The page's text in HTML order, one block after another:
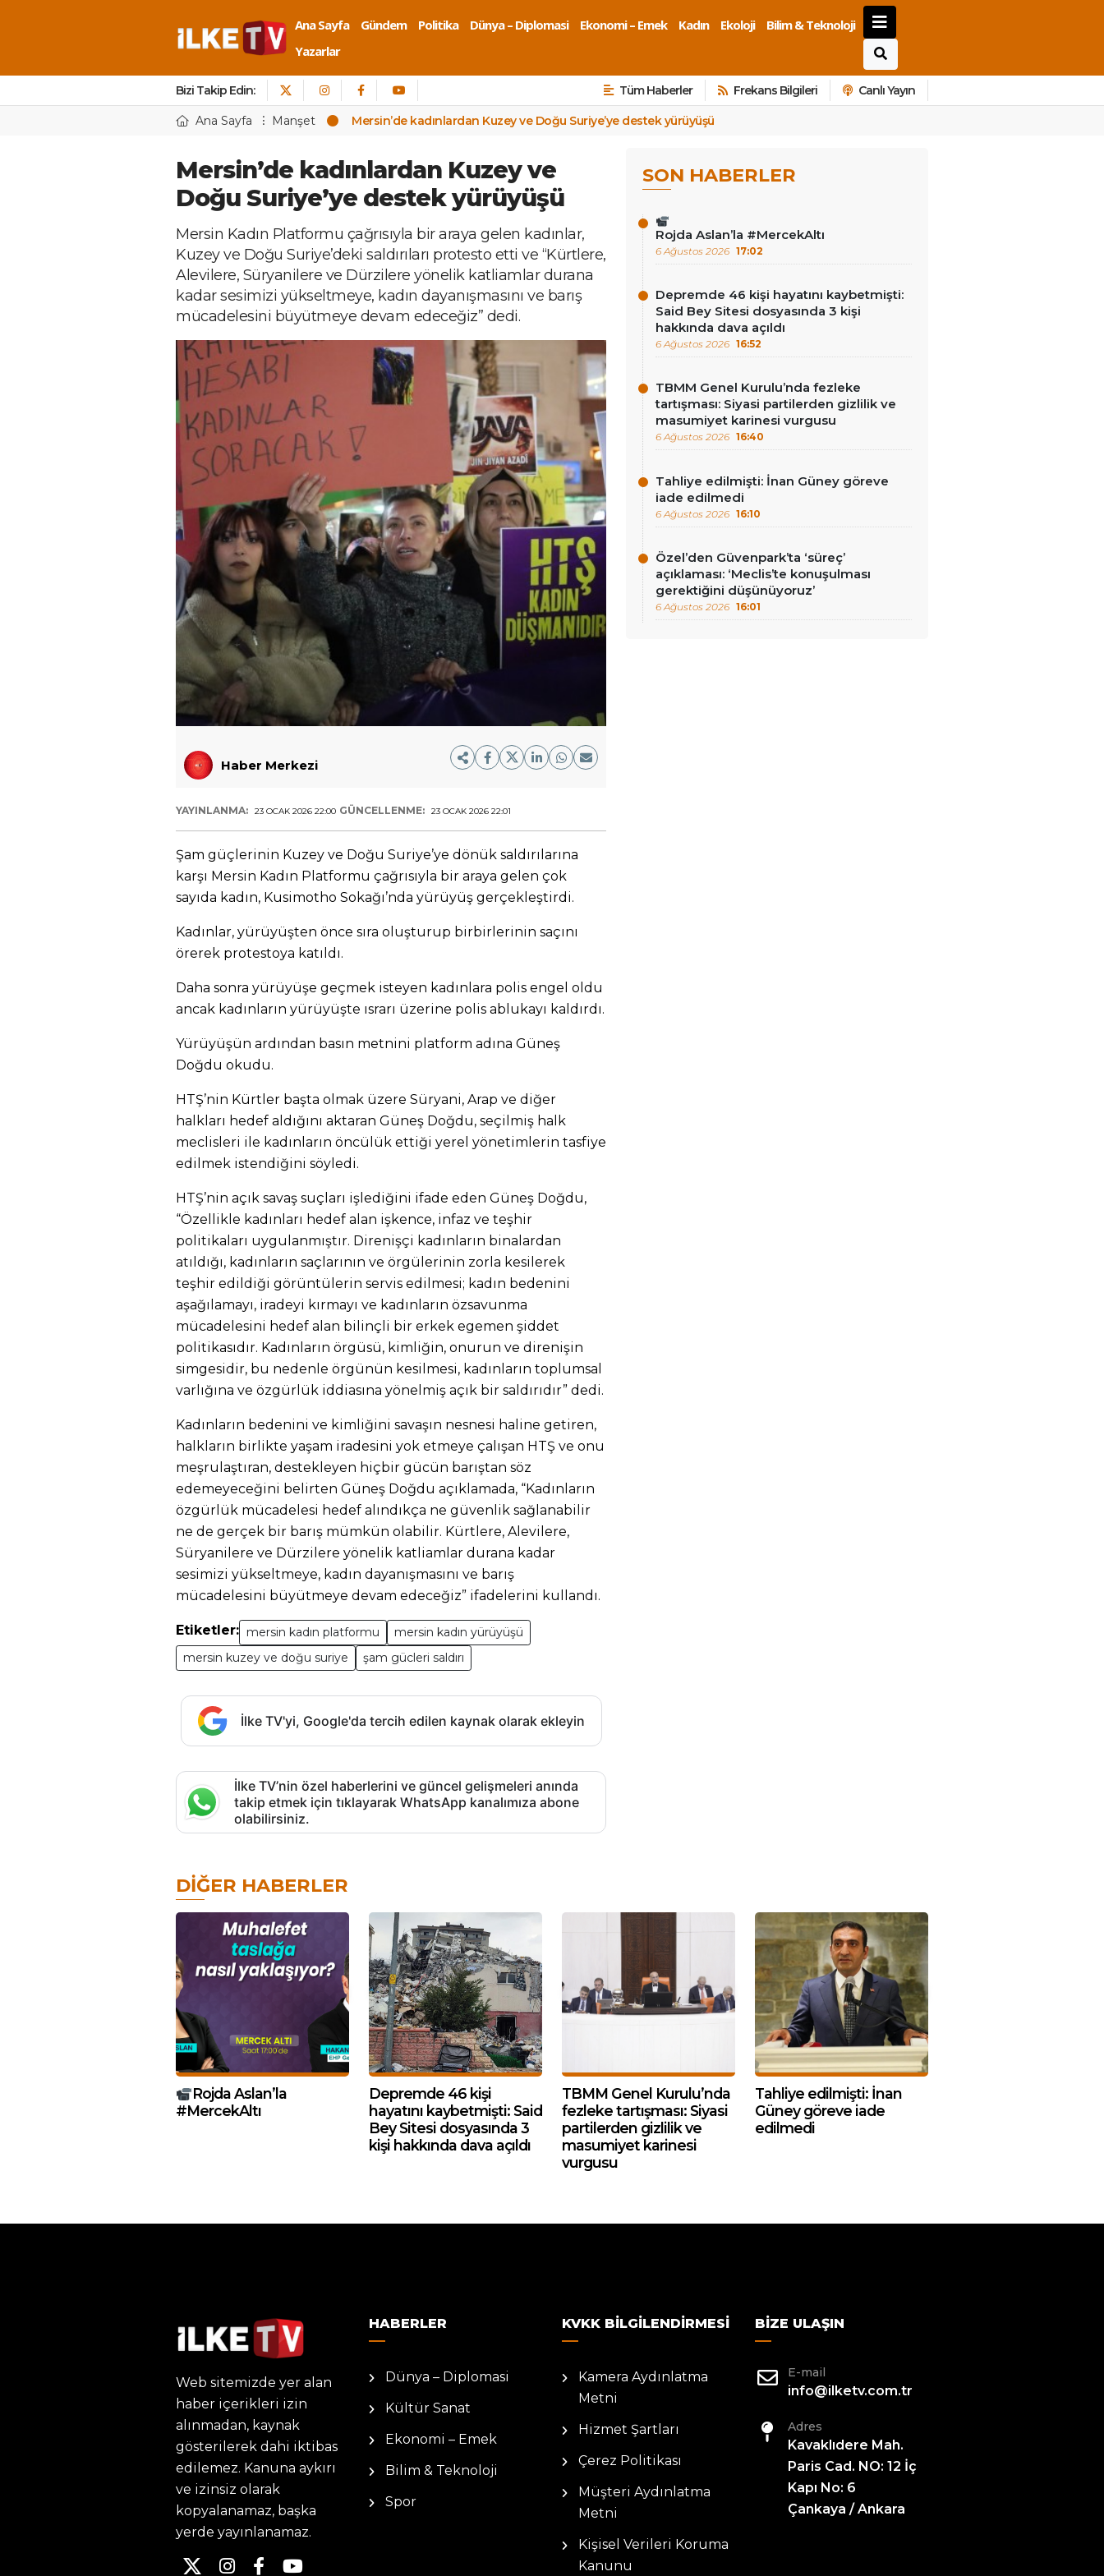
Ana Sayfa Gündem Politika Dünya – Diplomasi Ekonomi – Emek Kadın Ekoloji
Bilim & Teknoloji
Yazarlar
Bizi Takip Edin: Tüm Haberler Frekans Bilgileri Canlı Yayın
Ana Sayfa Manşet Mersin’de kadınlardan Kuzey ve Doğu Suriye’ye destek yürüyüşü
Mersin’de kadınlardan Kuzey ve
Doğu Suriye’ye destek yürüyüşü
Mersin Kadın Platformu çağrısıyla bir araya gelen kadınlar,
Kuzey ve Doğu Suriye’deki saldırıları protesto etti ve “Kürtlere,
Alevilere, Süryanilere ve Dürzilere yönelik katliamlar durana
kadar sesimizi yükseltmeye, kadın dayanışmasını ve barış
mücadelesini büyütmeye devam edeceğiz” dedi.
Haber Merkezi
YAYINLANMA: 23 OCAK 2026 22:00 GÜNCELLENME: 23 OCAK 2026 22:01
Şam güçlerinin Kuzey ve Doğu Suriye’ye dönük saldırılarına
karşı Mersin Kadın Platformu çağrısıyla bir araya gelen çok
sayıda kadın, Kusimotho Sokağı’nda yürüyüş gerçekleştirdi.
Kadınlar, yürüyüşten önce sıra oluşturup birbirlerinin saçını
örerek protestoya katıldı.
Daha sonra yürüyüşe geçmek isteyen kadınlara polis engel oldu
ancak kadınların yürüyüşte ısrarı üzerine polis ablukayı kaldırdı.
Yürüyüşün ardından basın metnini platform adına Güneş
Doğdu okudu.
HTŞ’nin Kürtler başta olmak üzere Süryani, Arap ve diğer
halkları hedef aldığını aktaran Güneş Doğdu, seçilmiş halk
meclisleri ile kadınların öncülük ettiği yerel yönetimlerin tasfiye
edilmek istendiğini söyledi.
HTŞ’nin açık savaş suçları işlediğini ifade eden Güneş Doğdu,
“Özellikle kadınları hedef alan işkence, infaz ve teşhir
politikaları uygulanmıştır. Direnişçi kadınların binalardan
atıldığı, kadınların saçlarının ve örgülerinin zorla kesilerek
teşhir edildiği görüntülerin servis edilmesi; kadın bedenini
aşağılamayı, iradeyi kırmayı ve kadınların özsavunma
mücadelesini hedef alan bilinçli bir erkek egemen şiddet
politikasıdır. Kadınların örgüsü, kimliğin, onurun ve direnişin
simgesidir, bu nedenle örgünün kesilmesi, kadınların toplumsal
varlığına ve özgürlük iddiasına yönelmiş açık bir saldırıdır” dedi.
Kadınların bedenini ve kimliğini savaşın nesnesi haline getiren,
halkların birlikte yaşam iradesini yok etmeye çalışan HTŞ ve onu
meşrulaştıran, destekleyen hiçbir gücün barıştan söz
edemeyeceğini belirten Güneş Doğdu açıklamada, “Kadınların
özgürlük mücadelesi hedef alındıkça ne güvenlik sağlanabilir
ne de gerçek bir barış mümkün olabilir. Kürtlere, Alevilere,
Süryanilere ve Dürzilere yönelik katliamlar durana kadar
sesimizi yükseltmeye, kadın dayanışmasını ve barış
mücadelesini büyütmeye devam edeceğiz” ifadelerini kullandı.
Etiketler: mersin kadın platformu
mersin kadın yürüyüşü
mersin kuzey ve doğu suriye
şam gücleri saldırı
İlke TV'yi, Google'da tercih edilen kaynak olarak ekleyin
İlke TV’nin özel haberlerini ve güncel gelişmeleri anında
takip etmek için tıklayarak WhatsApp kanalımıza abone
olabilirsiniz.
SON HABERLER
Rojda Aslan’la #MercekAltı
6 Ağustos 2026 17:02
Depremde 46 kişi hayatını kaybetmişti:
Said Bey Sitesi dosyasında 3 kişi
hakkında dava açıldı
6 Ağustos 2026 16:52
TBMM Genel Kurulu’nda fezleke
tartışması: Siyasi partilerden gizlilik ve
masumiyet karinesi vurgusu
6 Ağustos 2026 16:40
Tahliye edilmişti: İnan Güney göreve
iade edilmedi
6 Ağustos 2026 16:10
Özel’den Güvenpark’ta ‘süreç’
açıklaması: ‘Meclis’te konuşulması
gerektiğini düşünüyoruz’
6 Ağustos 2026 16:01
DIĞER HABERLER
Rojda Aslan’la
#MercekAltı
Depremde 46 kişi
hayatını kaybetmişti: Said
Bey Sitesi dosyasında 3
kişi hakkında dava açıldı
TBMM Genel Kurulu’nda
fezleke tartışması: Siyasi
partilerden gizlilik ve
masumiyet karinesi
vurgusu
Tahliye edilmişti: İnan
Güney göreve iade
edilmedi
Web sitemizde yer alan
haber içerikleri izin
alınmadan, kaynak
gösterilerek dahi iktibas
edilemez. Kanuna aykırı
ve izinsiz olarak
kopyalanamaz, başka
yerde yayınlanamaz.
HABERLER
Dünya – Diplomasi
Kültür Sanat
Ekonomi – Emek
Bilim & Teknoloji
Spor
KVKK BILGILENDIRMESI
Kamera Aydınlatma
Metni
Hizmet Şartları
Çerez Politikası
Müşteri Aydınlatma
Metni
Kişisel Verileri Koruma
Kanunu
BIZE ULAŞIN
E-mail
info@ilketv.com.tr
Adres
Kavaklıdere Mah.
Paris Cad. NO: 12 İç
Kapı No: 6
Çankaya / Ankara